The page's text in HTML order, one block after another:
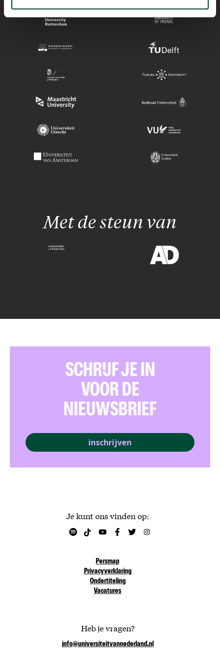
Met de steun van
Je kunt ons vinden op:
Persmap
Privacyverklaring
Ondertiteling
Vacatures
Heb je vragen?
info@universiteitvannederland.nl
SCHRIJF JE IN
VOOR DE
NIEUWSBRIEF
inschrijven